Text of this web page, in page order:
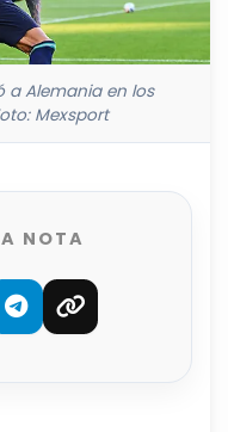
a Alemania en los
Mexsport
NOTA